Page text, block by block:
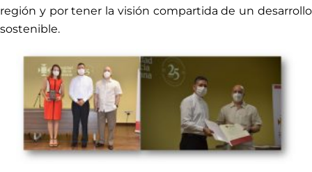
región y por tener la visión compartida de un desarrollo
sostenible.